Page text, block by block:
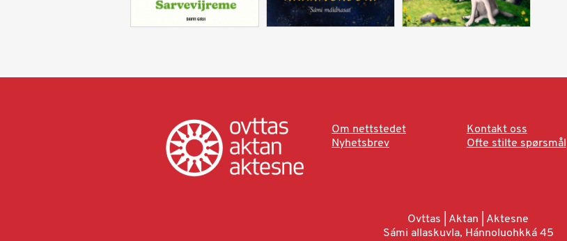
Om nettstedet Kontakt oss
Nyhetsbrev
Ofte stilte spørsmål
Ovttas | Aktan | Aktesne
Sámi allaskuvla, Hánnoluohkká 45